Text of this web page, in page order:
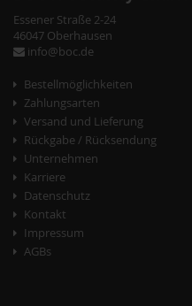
Essener Straße 2-24
46047 Oberhausen
info@boc.de
Bestellmöglichkeiten
Zahlungsarten
Versand und Lieferung
Rückgabe / Rücksendung
Unternehmen
Karriere
Datenschutz
Kontakt
Impressum
AGBs